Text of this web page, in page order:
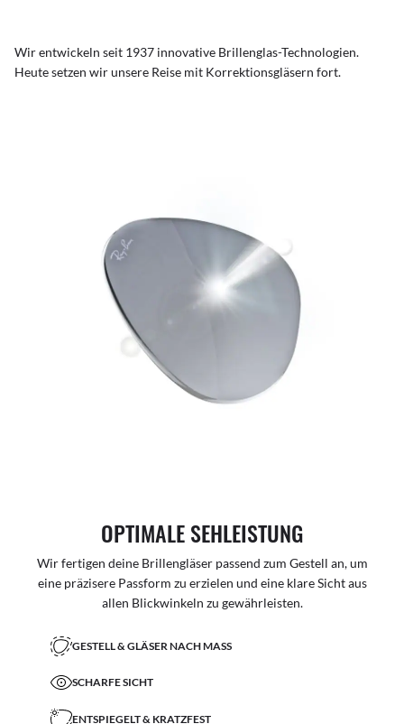
Wir entwickeln seit 1937 innovative Brillenglas-Technologien.
Heute setzen wir unsere Reise mit Korrektionsgläsern fort.
OPTIMALE SEHLEISTUNG
Wir fertigen deine Brillengläser passend zum Gestell an, um
eine präzisere Passform zu erzielen und eine klare Sicht aus
allen Blickwinkeln zu gewährleisten.
GESTELL & GLÄSER NACH MASS
SCHARFE SICHT
ENTSPIEGELT & KRATZFEST